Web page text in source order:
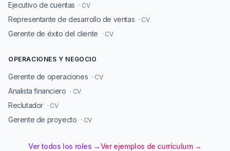
Ejecutivo de cuentas · CV
Representante de desarrollo de ventas · CV
Gerente de éxito del cliente · CV
OPERACIONES Y NEGOCIO
Gerente de operaciones · CV
Analista financiero · CV
Reclutador · CV
Gerente de proyecto · CV
Ver todos los roles →Ver ejemplos de currículum →